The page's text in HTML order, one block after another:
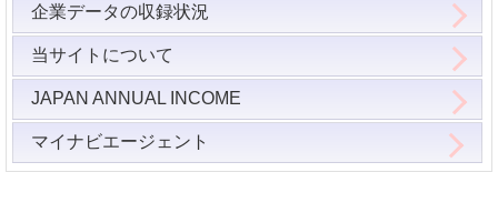
企業データの収録状況
当サイトについて
JAPAN ANNUAL INCOME
マイナビエージェント